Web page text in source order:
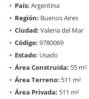
País: Argentina
Región: Buenos Aires
Ciudad: Valeria del Mar
Código: 9780069
Estado: Usado
Área Construida: 55 m²
Área Terreno: 511 m²
Área Privada: 511 m²